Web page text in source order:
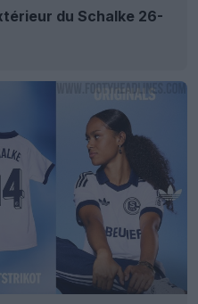
du Schalke 26-